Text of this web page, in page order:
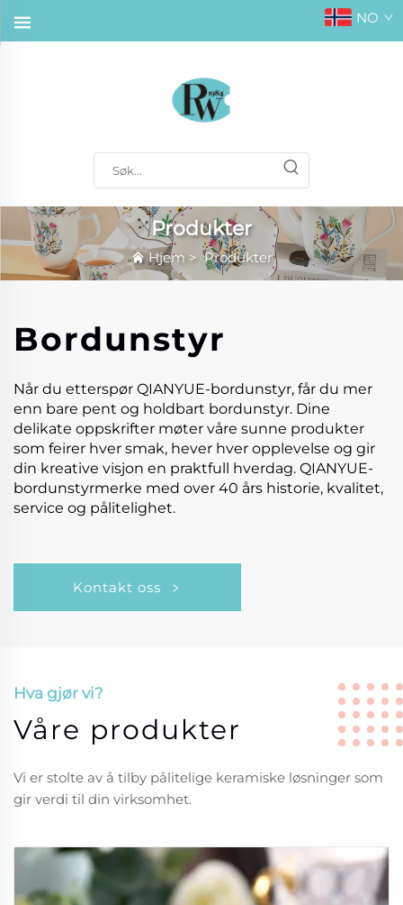
NO
Produkter
Hjem >Produkter
Bordunstyr
Når du etterspør QIANYUE-bordunstyr, får du mer
enn bare pent og holdbart bordunstyr. Dine
delikate oppskrifter møter våre sunne produkter
som feirer hver smak, hever hver opplevelse og gir
din kreative visjon en praktfull hverdag. QIANYUE-
bordunstyrmerke med over 40 års historie, kvalitet,
service og pålitelighet.
Kontakt oss
Hva gjør vi?
Våre produkter
Vi er stolte av å tilby pålitelige keramiske løsninger som
gir verdi til din virksomhet.